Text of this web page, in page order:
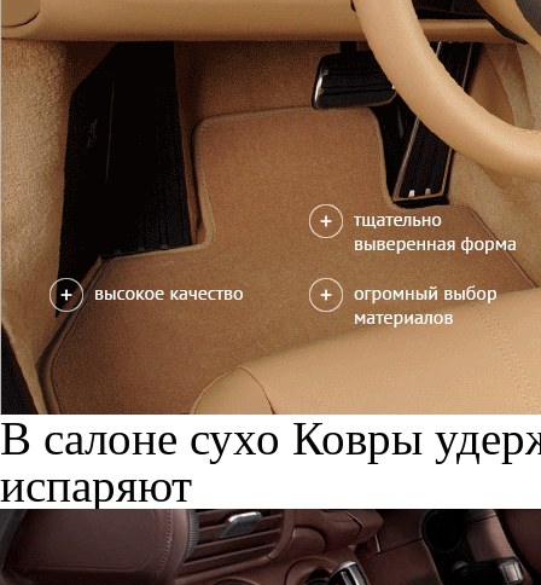
В салоне сухо Ковры
испаряют